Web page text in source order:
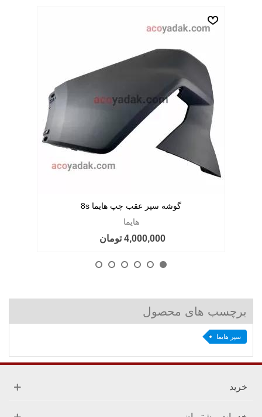
گوشه سپر عقب چپ هایما 8s
هایما
4,000,000 تومان
برچسب های محصول
سپر هایما
خرید